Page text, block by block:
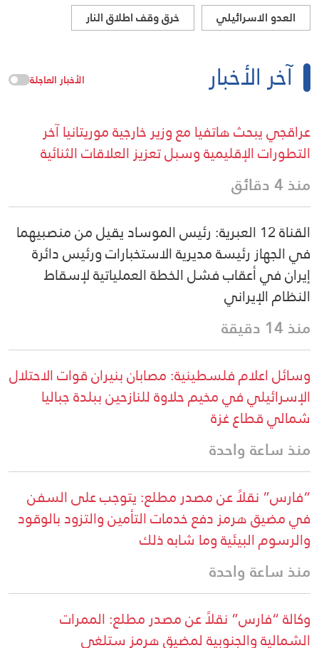
العدو الاسرائيلي خرق وقف اطلاق النار
آخر الأخبار الأخبار العاجلة
عراقجي يبحث هاتفيا مع وزير خارجية موريتانيا آخر
التطورات الإقليمية وسبل تعزيز العلاقات الثنائية
منذ 4 دقائق
القناة 12 العبرية: رئيس الموساد يقيل من منصبيهما
في الجهاز رئيسة مديرية الاستخبارات ورئيس دائرة
إيران في أعقاب فشل الخطة العملياتية لإسقاط
النظام الإيراني
منذ 14 دقيقة
وسائل اعلام فلسطينية: مصابان بنيران قوات الاحتلال
الإسرائيلي في مخيم حلاوة للنازحين ببلدة جباليا
شمالي قطاع غزة
منذ ساعة واحدة
“فارس” نقلاً عن مصدر مطلع: يتوجب على السفن
في مضيق هرمز دفع خدمات التأمين والتزود بالوقود
والرسوم البيئية وما شابه ذلك
منذ ساعة واحدة
وكالة “فارس” نقلاً عن مصدر مطلع: الممرات
الشمالية والجنوبية لمضيق هرمز ستلغى